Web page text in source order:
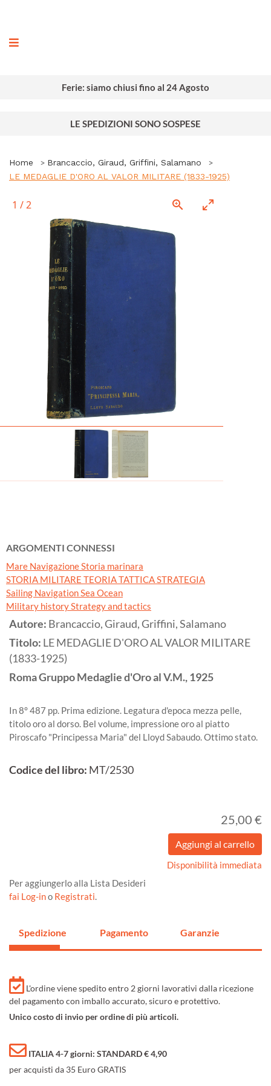
Ferie: siamo chiusi fino al 24 Agosto
LE SPEDIZIONI SONO SOSPESE
Home
Brancaccio, Giraud, Griffini, Salamano
LE MEDAGLIE D'ORO AL VALOR MILITARE (1833-1925)
1 /2
ARGOMENTI CONNESSI
Mare Navigazione Storia marinara
STORIA MILITARE TEORIA TATTICA STRATEGIA
Sailing Navigation Sea Ocean
Military history Strategy and tactics
Autore: Brancaccio, Giraud, Griffini, Salamano
Titolo: LE MEDAGLIE D'ORO AL VALOR MILITARE
(1833-1925)
RomaGruppo Medaglie d'Oro al V.M.,1925
In 8° 487 pp. Prima edizione. Legatura d'epoca mezza pelle,
titolo oro al dorso. Bel volume, impressione oro al piatto
Piroscafo "Principessa Maria" del Lloyd Sabaudo. Ottimo stato.
Codice del libro: MT/2530
25,00 €
Disponibilità immediata
Per aggiungerlo alla Lista Desideri
fai Log-ino Registrati.
Spedizione Pagamento Garanzie
L'ordine viene spedito entro 2 giorni lavorativi dalla ricezione
del pagamento con imballo accurato, sicuro e protettivo.
Unico costo di invio per ordine di più articoli.
ITALIA 4-7 giorni: STANDARD € 4,90
per acquisti da 35 Euro GRATIS